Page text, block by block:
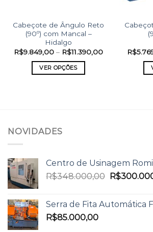
Cabeçote de Ângulo Reto
(90º) com Mancal –
Hidalgo
R$9.849,00 – R$11.390,00
VER OPÇÕES
R$
NOVIDADES
Centro de Usinagem
R$348.000,00 R$
Serra de Fita Automática
R$85.000,00